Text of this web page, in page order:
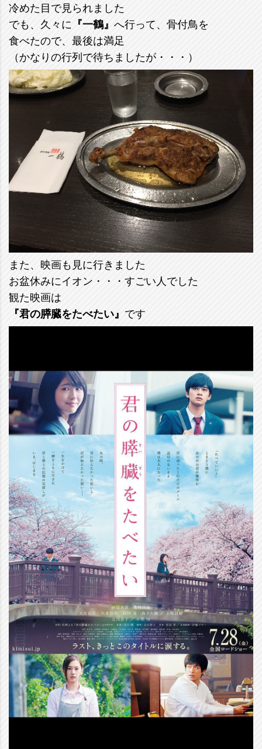
冷めた目で見られました
でも、久々に 『一鶴』 へ行って、骨付鳥を
食べたので、最後は満足
（かなりの行列で待ちましたが・・・）
また、映画も見に行きました
お盆休みにイオン・・・すごい人でした
観た映画は
『君の膵臓をたべたい』 です